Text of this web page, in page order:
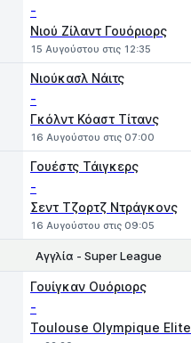
-
Νιού Ζίλαντ Γουόριορς
15 Αυγούστου στις 12:35
Νιούκασλ Νάιτς
-
Γκόλντ Κόαστ Τίτανς
16 Αυγούστου στις 07:00
Γουέστς Τάιγκερς
-
Σεντ Τζορτζ Ντράγκονς
16 Αυγούστου στις 09:05
Αγγλία - Super League
Γουίγκαν Ουόριορς
-
Toulouse Olympique Elite